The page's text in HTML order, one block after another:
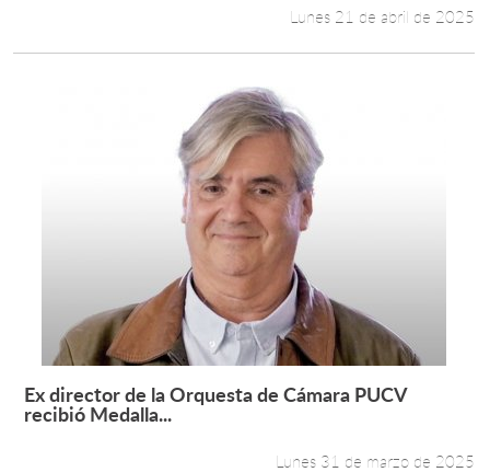
Lunes 21 de abril de 2025
Leer más +
Ex director de la Orquesta de Cámara PUCV
recibió Medalla...
Lunes 31 de marzo de 2025